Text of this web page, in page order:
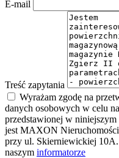
E-mail
Treść zapytania
Wyrażam zgodę na
danych osobowych w celu
przedstawionej w
jest MAXON
przy ul. Skierniewickiej
naszym informatorze